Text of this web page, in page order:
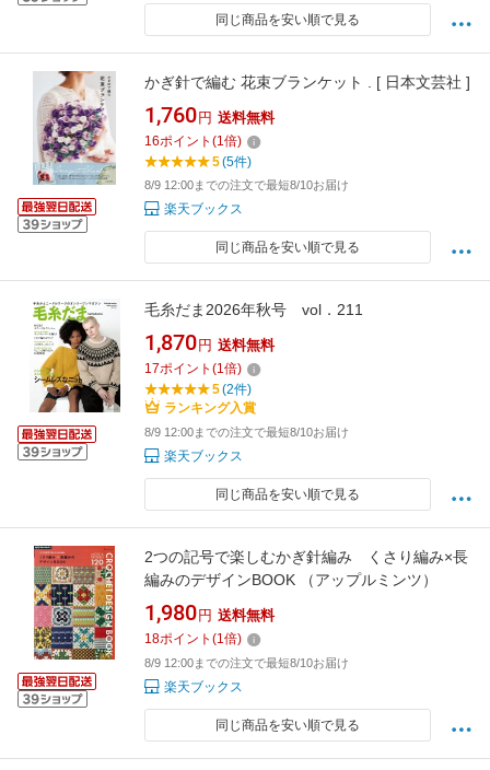
同じ商品を安い順で見る
かぎ針で編む 花束ブランケット . [ 日本文芸社 ]
1,760 円 送料無料
16ポイント (1倍)
5(5件)
8/9 12:00までの注文で最短8/10お届け
楽天ブックス
同じ商品を安い順で見る
毛糸だま2026年秋号 vol．211
1,870 円 送料無料
17ポイント (1倍)
5(2件)
ランキング入賞
8/9 12:00までの注文で最短8/10お届け
楽天ブックス
同じ商品を安い順で見る
2つの記号で楽しむかぎ針編み くさり編み×長
編みのデザインBOOK （アップルミンツ）
1,980 円 送料無料
18ポイント (1倍)
8/9 12:00までの注文で最短8/10お届け
楽天ブックス
同じ商品を安い順で見る